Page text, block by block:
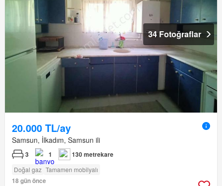
34 Fotoğraflar
20.000 TL/ay
Samsun, İlkadım, Samsun ili
3 1 130 metrekare
Doğal gaz Tamamen mobilyalı
18 gün önce